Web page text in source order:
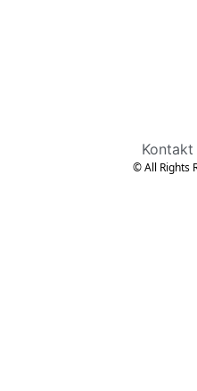
Kontakt
© All Rights